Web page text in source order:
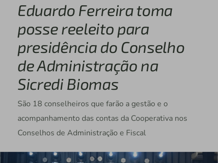
Eduardo Ferreira toma
posse reeleito para
presidência do Conselho
de Administração na
Sicredi Biomas
São 18 conselheiros que farão a gestão e o
acompanhamento das contas da Cooperativa nos
Conselhos de Administração e Fiscal